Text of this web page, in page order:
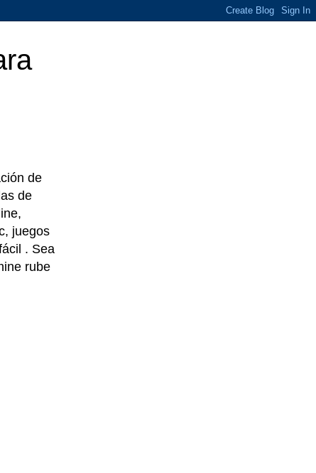
de
de
juegos
. Sea
rube